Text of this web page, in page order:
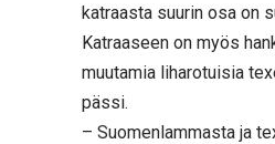
katraasta suurin osa on
Katraaseen on myös
muutamia liharotuisia
pässi.
– Suomenlammasta ja